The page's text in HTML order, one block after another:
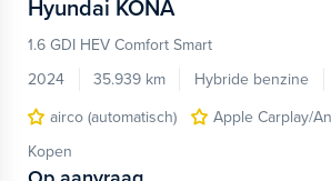
Hyundai KONA
1.6 GDI HEV Comfort Smart
2024
35.939 km Hybride benzine
airco (automatisch)
Apple Carplay/
Kopen